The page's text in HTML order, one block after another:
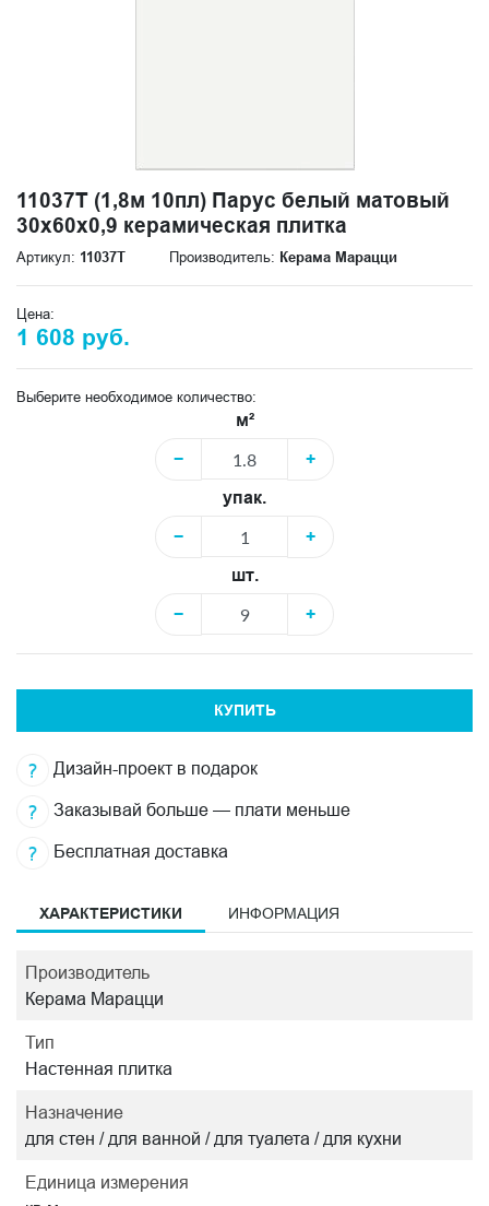
11037T (1,8м 10пл) Парус белый матовый
30x60x0,9 керамическая плитка
Артикул: 11037T Производитель: Керама Марацци
Цена:
1 608 руб.
Выберите необходимое количество:
м²
−
+
упак.
−
+
шт.
−
+
КУПИТЬ
Дизайн-проект в подарок
Заказывай больше — плати меньше
Бесплатная доставка
ХАРАКТЕРИСТИКИ ИНФОРМАЦИЯ
Производитель
Керама Марацци
Тип
Настенная плитка
Назначение
для стен / для ванной / для туалета / для кухни
Единица измерения